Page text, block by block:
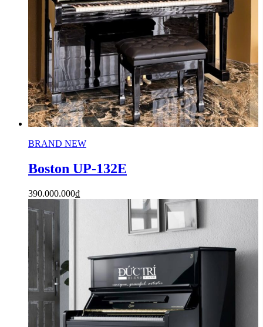
BRAND NEW
Boston UP-132E
390.000.000₫